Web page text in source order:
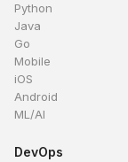
Python
Java
Go
Mobile
iOS
Android
ML/AI
DevOps